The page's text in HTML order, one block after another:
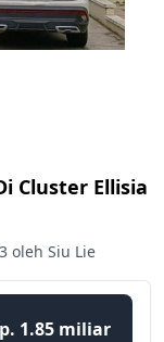
Cluster Ellisia
oleh Siu Lie
1.85 miliar